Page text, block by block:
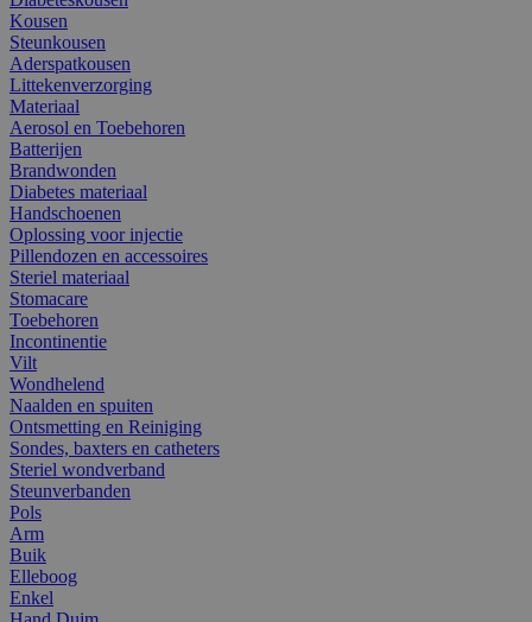
Kousen
Steunkousen
Aderspatkousen
Littekenverzorging
Materiaal
Aerosol en Toebehoren
Batterijen
Brandwonden
Diabetes materiaal
Handschoenen
Oplossing voor injectie
Pillendozen en accessoires
Steriel materiaal
Stomacare
Toebehoren
Incontinentie
Vilt
Wondhelend
Naalden en spuiten
Ontsmetting en Reiniging
Sondes, baxters en catheters
Steriel wondverband
Steunverbanden
Pols
Arm
Buik
Elleboog
Enkel